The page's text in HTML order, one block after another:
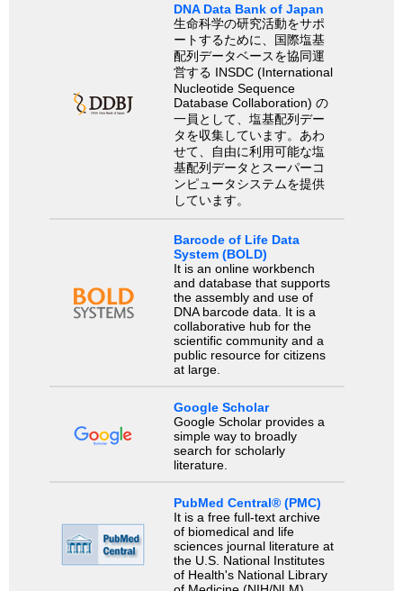
DNA Data Bank of Japan
生命科学の研究活動をサポ
ートするために、国際塩基
配列データベースを協同運
営する INSDC (International
Nucleotide Sequence
Database Collaboration) の
一員として、塩基配列デー
タを収集しています。あわ
せて、自由に利用可能な塩
基配列データとスーパーコ
ンピュータシステムを提供
しています。
Barcode of Life Data
System (BOLD)
It is an online workbench
and database that supports
the assembly and use of
DNA barcode data. It is a
collaborative hub for the
scientific community and a
public resource for citizens
at large.
Google Scholar
Google Scholar provides a
simple way to broadly
search for scholarly
literature.
PubMed Central® (PMC)
It is a free full-text archive
of biomedical and life
sciences journal literature at
the U.S. National Institutes
of Health's National Library